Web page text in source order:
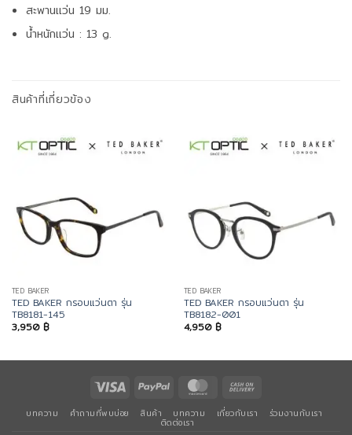
สะพานแว่น 19 มม.
น้ำหนักแว่น : 13 g.
สินค้าที่เกี่ยวข้อง
TED BAKER
TED BAKER กรอบแว่นตา รุ่น
TB8181-145
3,950 ฿
TED BAKER
TED BAKER กรอบแว่นตา รุ่น
TB8182-001
4,950 ฿
Visa PayPal MasterCard
Delivery
บทความ คำถามที่พบบ่อย สินค้า บทความ เกี่ยวกับเรา ร่วมงานกับเรา
ติดต่อเรา